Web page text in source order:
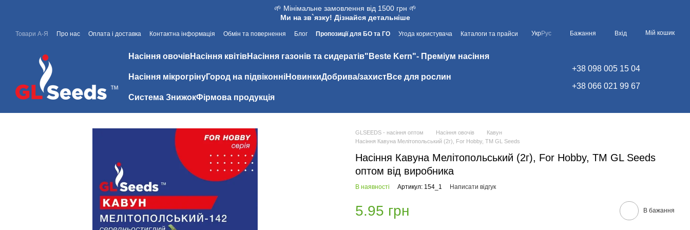
🌱 Мінімальне замовлення від 1500 грн 🌱
Ми на зв`язку! Дізнайся детальніше
Товари А-Я Про нас Оплата і доставка Контактна інформація Обмін та повернення Блог Пропозиції для БО та ГО Угода користувача
Каталоги та прайси
УкрРус Бажання Вхід Мій кошик
Насіння овочівНасіння квітівНасіння газонів та сидератів"Beste Kern"- Преміум насіння
Насіння мікрогрінуГород на підвіконніНовинкиДобрива/захистВсе для рослин
Система ЗнижокФірмова продукція
+38 098 005 15 04
+38 066 021 99 67
GLSEEDS - насіння оптом Насіння овочів
Кавун
Насіння Кавуна Мелiтопольський (2г), For Hobby, TM GL Seeds
Насіння Кавуна Мелiтопольський (2г), For Hobby, TM GL Seeds
оптом від виробника
В наявності Артикул: 154_1 Написати відгук
5.95 грн В бажання